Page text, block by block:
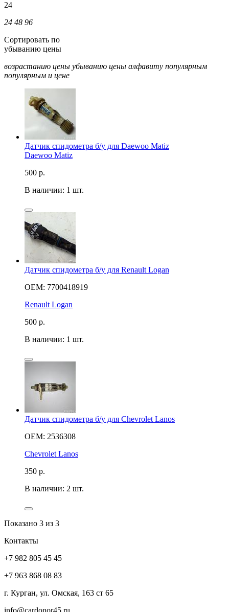
24
24 48 96
Сортировать по
убыванию цены
возрастанию цены убыванию цены алфавиту популярным
популярным и цене
Датчик спидометра б/у для Daewoo Matiz
Daewoo Matiz
500 р.
В наличии: 1 шт.
Датчик спидометра б/у для Renault Logan
OEM: 7700418919
Renault Logan
500 р.
В наличии: 1 шт.
Датчик спидометра б/у для Chevrolet Lanos
OEM: 2536308
Chevrolet Lanos
350 р.
В наличии: 2 шт.
Показано 3 из 3
Контакты
+7 982 805 45 45
+7 963 868 08 83
г. Курган, ул. Омская, 163 ст 65
info@cardonor45.ru